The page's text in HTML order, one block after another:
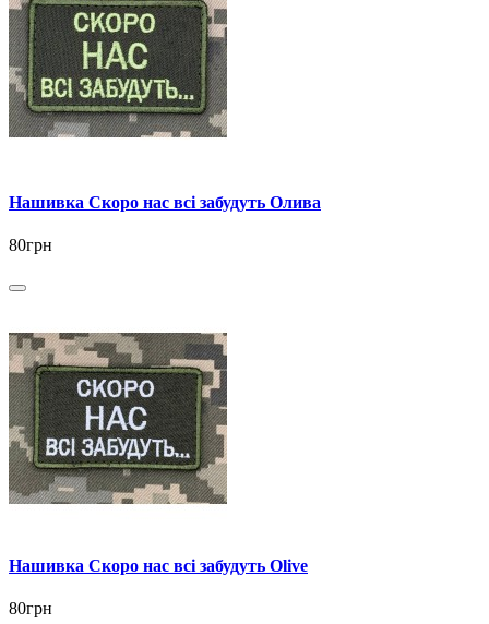
Нашивка Скоро нас всі забудуть Олива
80грн
Нашивка Скоро нас всі забудуть Olive
80грн